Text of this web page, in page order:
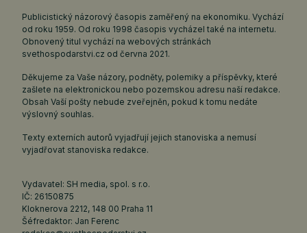
Publicistický názorový časopis zaměřený na ekonomiku. Vychází
od roku 1959. Od roku 1998 časopis vycházel také na internetu.
Obnovený titul vychází na webových stránkách
svethospodarstvi.cz od června 2021.
Děkujeme za Vaše názory, podněty, polemiky a příspěvky, které
zašlete na elektronickou nebo pozemskou adresu naší redakce.
Obsah Vaší pošty nebude zveřejněn, pokud k tomu nedáte
výslovný souhlas.
Texty externích autorů vyjadřují jejich stanoviska a nemusí
vyjadřovat stanoviska redakce.
Vydavatel: SH media, spol. s r.o.
IČ: 26150875
Kloknerova 2212, 148 00 Praha 11
Šéfredaktor: Jan Ferenc